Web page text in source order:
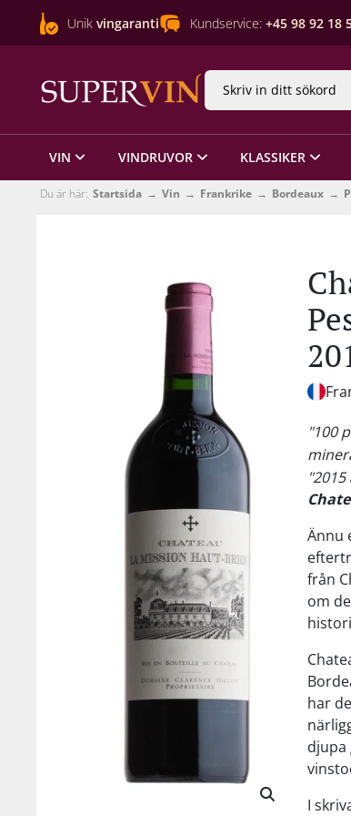
Unik vingaranti Kundservice: +45 98 92 18
VIN VINDRUVOR KLASSIKER
Du är här: Startsida Vin Frankrike Bordeaux
"100
Ännu
från
om
har
djupa
I